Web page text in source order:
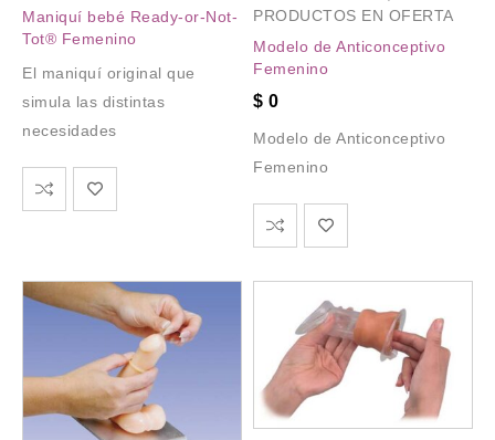
Maniquí bebé Ready-or-Not-
Tot® Femenino
El maniquí original que
simula las distintas
necesidades
PRODUCTOS EN OFERTA
Modelo de Anticonceptivo
Femenino
$ 0
Modelo de Anticonceptivo
Femenino